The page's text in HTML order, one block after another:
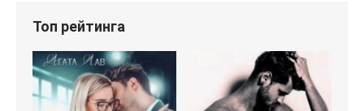
Топ рейтинга